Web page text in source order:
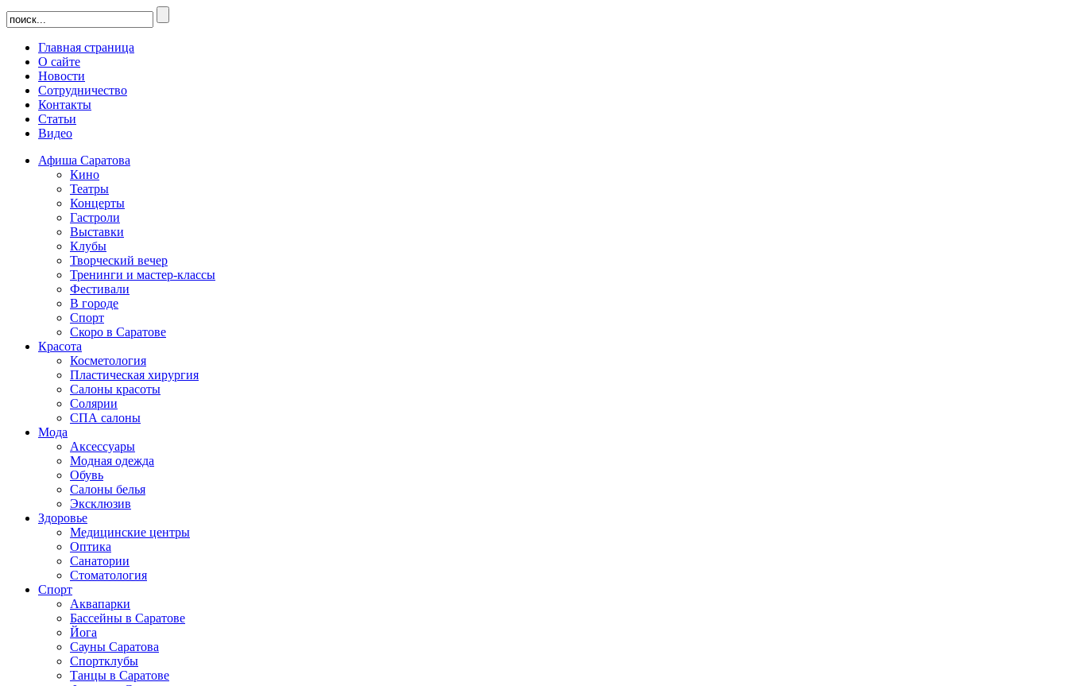
Главная страница
О сайте
Новости
Сотрудничество
Контакты
Статьи
Видео
Афиша Саратова
Кино
Театры
Концерты
Гастроли
Выставки
Клубы
Творческий вечер
Тренинги и мастер-классы
Фестивали
В городе
Спорт
Скоро в Саратове
Красота
Косметология
Пластическая хирургия
Салоны красоты
Солярии
СПА салоны
Мода
Аксессуары
Модная одежда
Обувь
Салоны белья
Эксклюзив
Здоровье
Медицинские центры
Оптика
Санатории
Стоматология
Спорт
Аквапарки
Бассейны в Саратове
Йога
Сауны Саратова
Спортклубы
Танцы в Саратове